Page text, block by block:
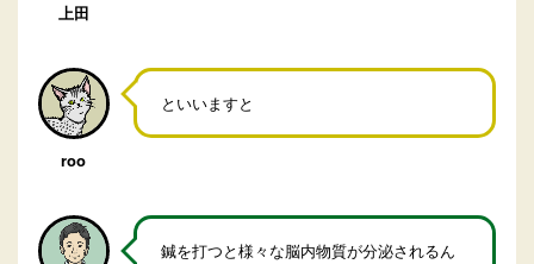
上田
roo
といいますと
鍼を打つと様々な脳内物質が分泌されるん